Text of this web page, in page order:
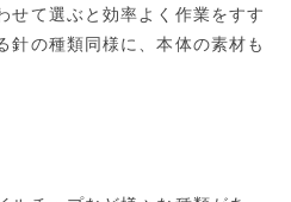
せて選ぶと効率よく作業をすす
針の種類同様に、本体の素材も